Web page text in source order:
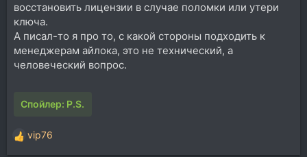
восстановить лицензии в случае поломки или утери
ключа.
А писал-то я про то, с какой стороны подходить к
менеджерам айлока, это не технический, а
человеческий вопрос.
Спойлер: P.S.
Р
е
vip76